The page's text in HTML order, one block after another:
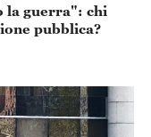
la guerra": chi
pubblica?